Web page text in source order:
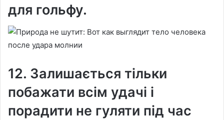
для гольфу.
12. Залишається тільки
побажати всім удачі і
порадити не гуляти під час